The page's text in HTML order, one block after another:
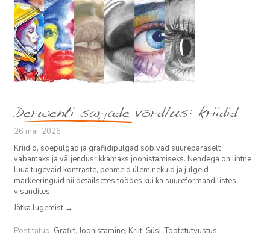
Derwenti sarjade võrdlus: kriidid
26 mai, 2026
Kriidid, söepulgad ja grafiidipulgad sobivad suurepäraselt
vabamaks ja väljendusrikkamaks joonistamiseks. Nendega on lihtne
luua tugevaid kontraste, pehmeid üleminekuid ja julgeid
markeeringuid nii detailsetes töödes kui ka suureformaadilistes
visandites.
Jätka lugemist →
Postitatud: Grafiit,Joonistamine, Kriit, Süsi,Tootetutvustus